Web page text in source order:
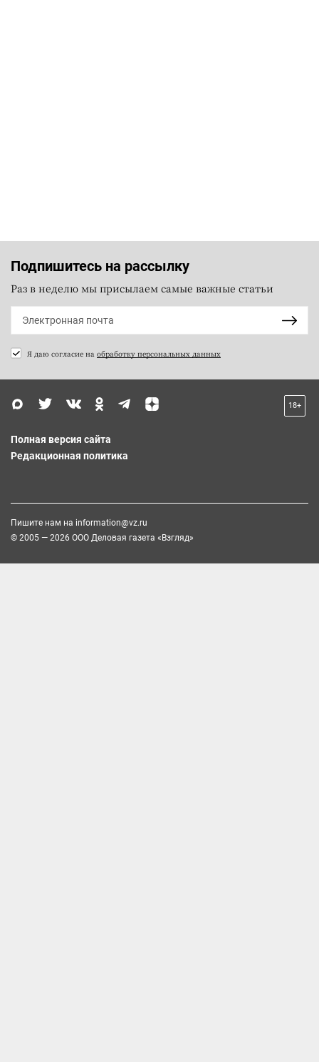
Подпишитесь на рассылку
Раз в неделю мы присылаем самые важные статьи
Я даю согласие на обработку персональных данных
18+
Полная версия сайта
Редакционная политика
Пишите нам на information@vz.ru
© 2005 — 2026 ООО Деловая газета «Взгляд»